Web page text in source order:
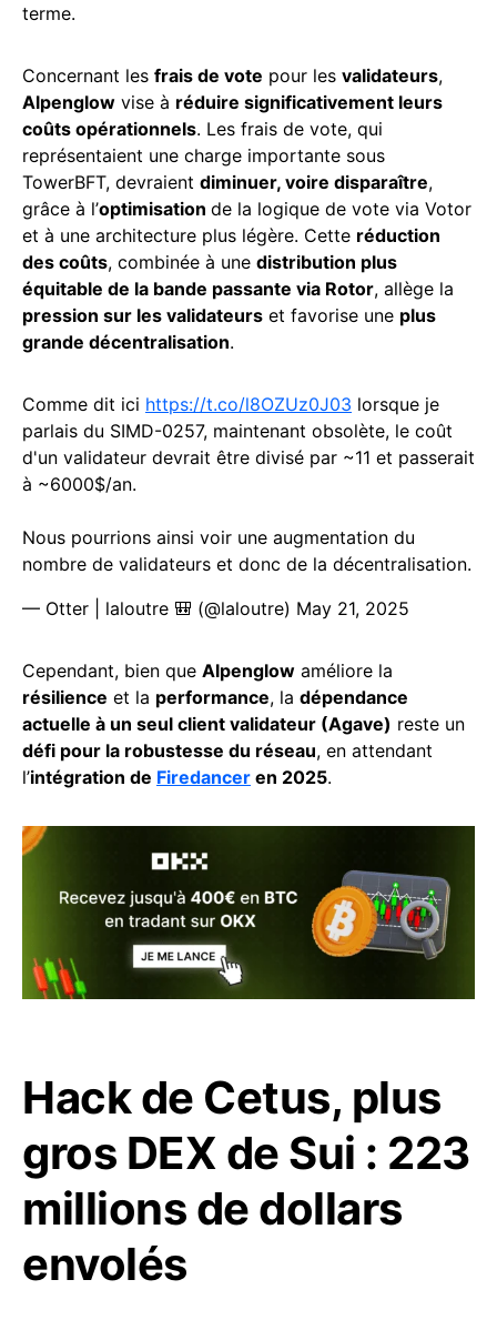
terme.
Concernant les frais de vote pour les validateurs,
Alpenglow vise à réduire significativement leurs
coûts opérationnels. Les frais de vote, qui
représentaient une charge importante sous
TowerBFT, devraient diminuer, voire disparaître,
grâce à l’optimisation de la logique de vote via Votor
et à une architecture plus légère. Cette réduction
des coûts, combinée à une distribution plus
équitable de la bande passante via Rotor, allège la
pression sur les validateurs et favorise une plus
grande décentralisation.
Comme dit ici https://t.co/l8OZUz0J03 lorsque je
parlais du SIMD-0257, maintenant obsolète, le coût
d'un validateur devrait être divisé par ~11 et passerait
à ~6000$/an.
Nous pourrions ainsi voir une augmentation du
nombre de validateurs et donc de la décentralisation.
— Otter | laloutre 🎒 (@laloutre) May 21, 2025
Cependant, bien que Alpenglow améliore la
résilience et la performance, la dépendance
actuelle à un seul client validateur (Agave) reste un
défi pour la robustesse du réseau, en attendant
l’intégration de Firedancer en 2025.
Hack de Cetus, plus
gros DEX de Sui : 223
millions de dollars
envolés